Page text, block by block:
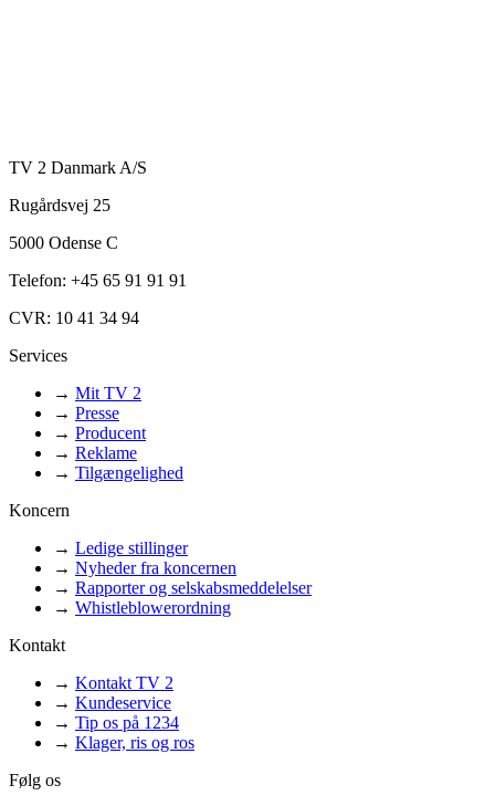
TV 2 Danmark A/S
Rugårdsvej 25
5000 Odense C
Telefon: +45 65 91 91 91
CVR: 10 41 34 94
Services
→ Mit TV 2
→ Presse
→ Producent
→ Reklame
→ Tilgængelighed
Koncern
→ Ledige stillinger
→ Nyheder fra koncernen
→ Rapporter og selskabsmeddelelser
→ Whistleblowerordning
Kontakt
→ Kontakt TV 2
→ Kundeservice
→ Tip os på 1234
→ Klager, ris og ros
Følg os